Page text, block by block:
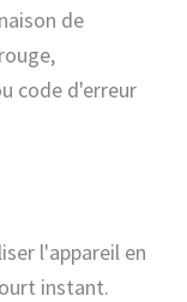
de
code d'erreur
l'appareil en
instant.